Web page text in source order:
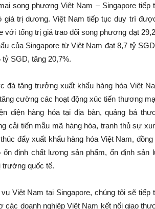
song phương Việt Nam – Singapore
giá trị dương. Việt Nam tiếp tục duy trì
với tổng trị giá trao đổi song phương đạt
của Singapore từ Việt Nam đạt 8,7 tỷ
SGD, tăng 20,7%.
tăng trưởng xuất khẩu hàng hóa Việt
cường các hoạt động xúc tiến thương
diện hàng hóa tại địa bàn, quảng bá
cải tiến mẫu mã hàng hóa, tranh thủ sự
đẩy xuất khẩu hàng hóa Việt Nam,
ổn định chất lượng sản phẩm, ổn định sản
trường quốc tế.
Việt Nam tại Singapore, chúng tôi sẽ
các doanh nghiệp Việt Nam kết nối giao